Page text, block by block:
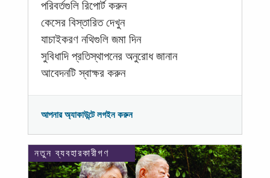
পরিবর্তগুলি রিপোর্ট করুন
কেসের বিস্তারিত দেখুন
যাচাইকরণ নথিগুলি জমা দিন
সুবিধাদি প্রতিস্থাপনের অনুরোধ জানান
আবেদনটি স্বাক্ষর করুন
আপনার অ্যাকাউন্টে লগইন করুন
নতুন ব্যবহারকারীগণ